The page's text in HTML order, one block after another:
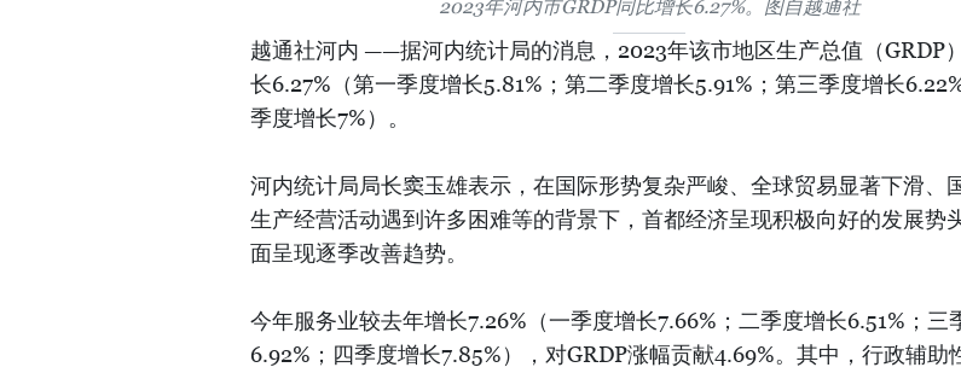
2023年河内市GRDP同比增长6.27%。图自越通社
越通社河内 ——据河内统计局的消息，2023年该市地区生产总值（GRDP
长6.27%（第一季度增长5.81%；第二季度增长5.91%；第三季度增长
季度增长7%）。
河内统计局局长窦玉雄表示，在国际形势复杂严峻、全球贸易显著下滑、
生产经营活动遇到许多困难等的背景下，首都经济呈现积极向好的发展势
面呈现逐季改善趋势。
今年服务业较去年增长7.26%（一季度增长7.66%；二季度增长6.51%；三
6.92%；四季度增长7.85%），对GRDP涨幅贡献4.69%。其中，行政辅助